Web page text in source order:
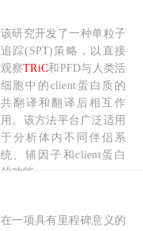
Nature：解码细胞内“折叠
该研究开发了一种单粒子
追踪(SPT)策略，以直接
观察TRiC和PFD与人类活
细胞中的client蛋白质的
共翻译和翻译后相互作
用。该方法平台广泛适用
于分析体内不同伴侣系
统、辅因子和client蛋白
的功能
2026-02-22
揭示人类伴侣蛋白TRiC指导
在一项具有里程碑意义的